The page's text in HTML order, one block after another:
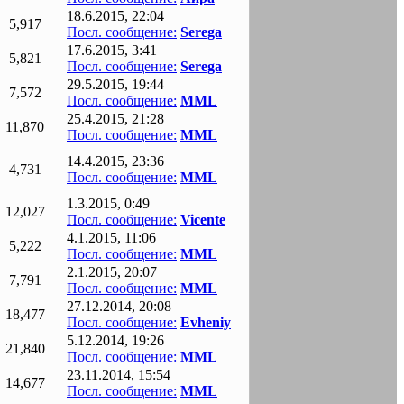
5,917
18.6.2015, 22:04
Посл. сообщение: Serega
5,821
17.6.2015, 3:41
Посл. сообщение: Serega
7,572
29.5.2015, 19:44
Посл. сообщение: MML
11,870
25.4.2015, 21:28
Посл. сообщение: MML
4,731
14.4.2015, 23:36
Посл. сообщение: MML
12,027
1.3.2015, 0:49
Посл. сообщение: Vicente
5,222
4.1.2015, 11:06
Посл. сообщение: MML
7,791
2.1.2015, 20:07
Посл. сообщение: MML
18,477
27.12.2014, 20:08
Посл. сообщение: Evheniy
21,840
5.12.2014, 19:26
Посл. сообщение: MML
14,677
23.11.2014, 15:54
Посл. сообщение: MML